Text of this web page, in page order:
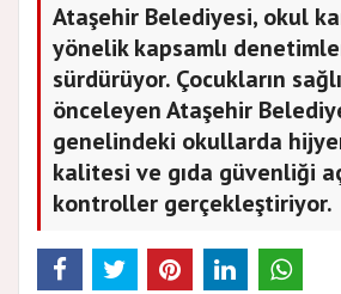
Ataşehir Belediyesi, okul
yönelik kapsamlı
sürdürüyor. Çocukların
önceleyen Ataşehir
genelindeki okullarda
kalitesi ve gıda güvenliği
kontroller gerçekleştiriyor.